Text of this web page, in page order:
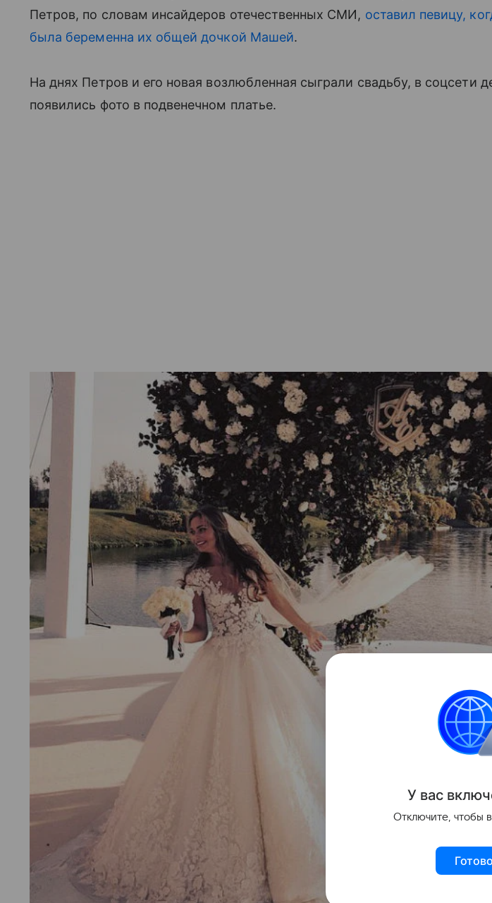
Петров, по словам инсайдеров отечественных СМИ, оставил певицу,
была беременна их общей дочкой Машей.
На днях Петров и его новая возлюбленная сыграли свадьбу, в соцсети
появились фото в подвенечном платье.
У вас включ
Отключите, чтобы
Готово